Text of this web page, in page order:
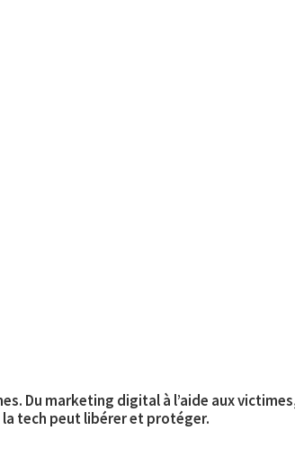
Du marketing digital à l’aide aux
tech peut libérer et protéger.